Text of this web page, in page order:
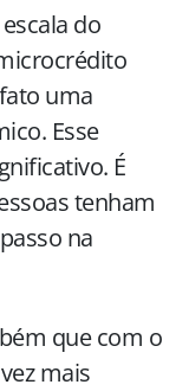
do
uma
Esse
É
tenham
na
que com o
mais